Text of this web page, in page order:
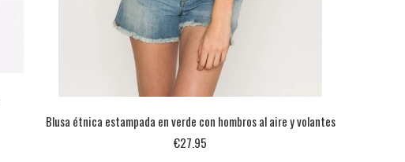
Blusa étnica estampada en verde con hombros al aire y volantes
€27.95